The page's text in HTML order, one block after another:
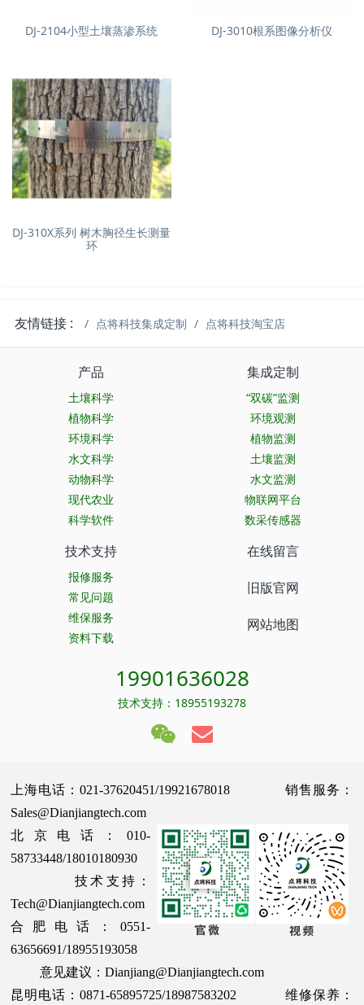
DJ-2104小型土壤蒸渗系统 DJ-3010根系图像分析仪
DJ-310X系列 树木胸径生长测量
环
友情链接 : 点将科技集成定制 点将科技淘宝店
产品
土壤科学
植物科学
环境科学
水文科学
动物科学
现代农业
科学软件
集成定制
“双碳”监测
环境观测
植物监测
土壤监测
水文监测
物联网平台
数采传感器
技术支持
报修服务
常见问题
维保服务
资料下载
在线留言
旧版官网
网站地图
19901636028
技术支持：18955193278
上海电话：021-37620451/19921678018 销售服务：
Sales@Dianjiangtech.com
北京电话：010-
58733448/18010180930
技术支持：
Tech@Dianjiangtech.com
合肥电话：0551-
63656691/18955193058
意见建议：Dianjiang@Dianjiangtech.com
昆明电话：0871-65895725/18987583202 维修保养：